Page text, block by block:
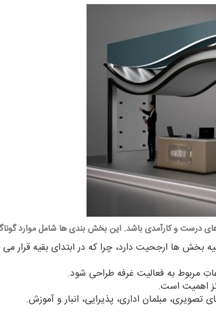
و کارآمدی باشد. این بخش بندی ها شامل موارد
بخش ها ارجحیت دارد، چرا که در ابتدای بقیه
مربوط به فعالیت غرفه طراحی شود.
اهمیت است.
مبلمان اداری، پذیرایی، انبار و آموزش.